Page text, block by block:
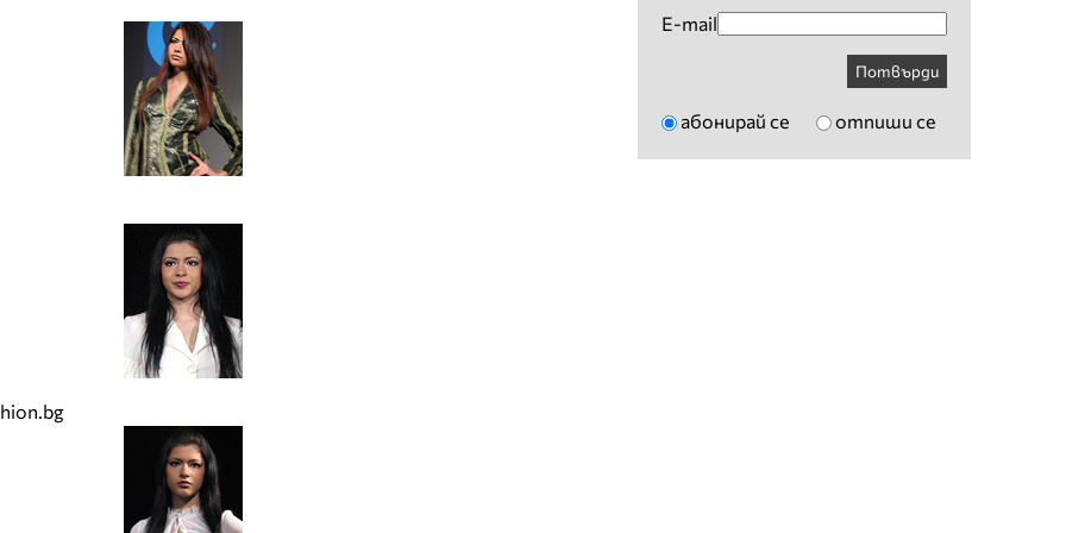
E-mail
Потвърди
абонирай се отпиши се